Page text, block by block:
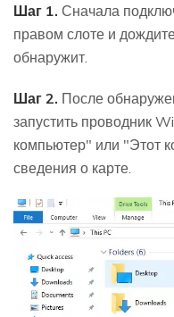
Шаг 1. Сначала
правом слоте и
обнаружит.
Шаг 2. После
запустить проводник
компьютер" или "Этот
сведения о карте.